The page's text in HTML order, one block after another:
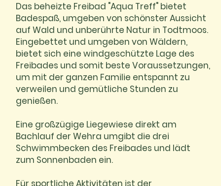
Das beheizte Freibad "Aqua Treff" bietet
Badespaß, umgeben von schönster Aussicht
auf Wald und unberührte Natur in Todtmoos.
Eingebettet und umgeben von Wäldern,
bietet sich eine windgeschützte Lage des
Freibades und somit beste Voraussetzungen,
um mit der ganzen Familie entspannt zu
verweilen und gemütliche Stunden zu
genießen.
Eine großzügige Liegewiese direkt am
Bachlauf der Wehra umgibt die drei
Schwimmbecken des Freibades und lädt
zum Sonnenbaden ein.